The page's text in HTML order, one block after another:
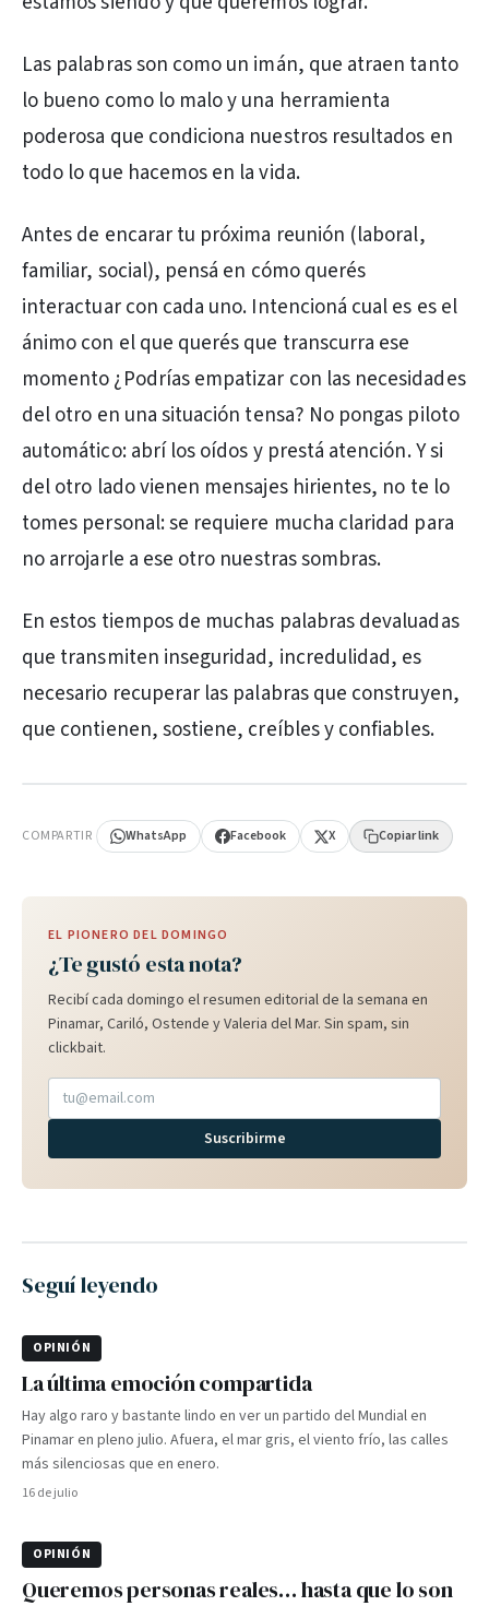
Las palabras son como un imán, que atraen tanto
lo bueno como lo malo y una herramienta
poderosa que condiciona nuestros resultados en
todo lo que hacemos en la vida.
Antes de encarar tu próxima reunión (laboral,
familiar, social), pensá en cómo querés
interactuar con cada uno. Intencioná cual es es el
ánimo con el que querés que transcurra ese
momento ¿Podrías empatizar con las necesidades
del otro en una situación tensa? No pongas piloto
automático: abrí los oídos y prestá atención. Y si
del otro lado vienen mensajes hirientes, no te lo
tomes personal: se requiere mucha claridad para
no arrojarle a ese otro nuestras sombras.
En estos tiempos de muchas palabras devaluadas
que transmiten inseguridad, incredulidad, es
necesario recuperar las palabras que construyen,
que contienen, sostiene, creíbles y confiables.
COMPARTIR WhatsApp Facebook X Copiar link
EL PIONERO DEL DOMINGO
¿Te gustó esta nota?
Recibí cada domingo el resumen editorial de la semana en
Pinamar, Cariló, Ostende y Valeria del Mar. Sin spam, sin
clickbait.
Suscribirme
Seguí leyendo
OPINIÓN
La última emoción compartida
Hay algo raro y bastante lindo en ver un partido del Mundial en
Pinamar en pleno julio. Afuera, el mar gris, el viento frío, las calles
más silenciosas que en enero.
16 de julio
OPINIÓN
Queremos personas reales… hasta que lo son